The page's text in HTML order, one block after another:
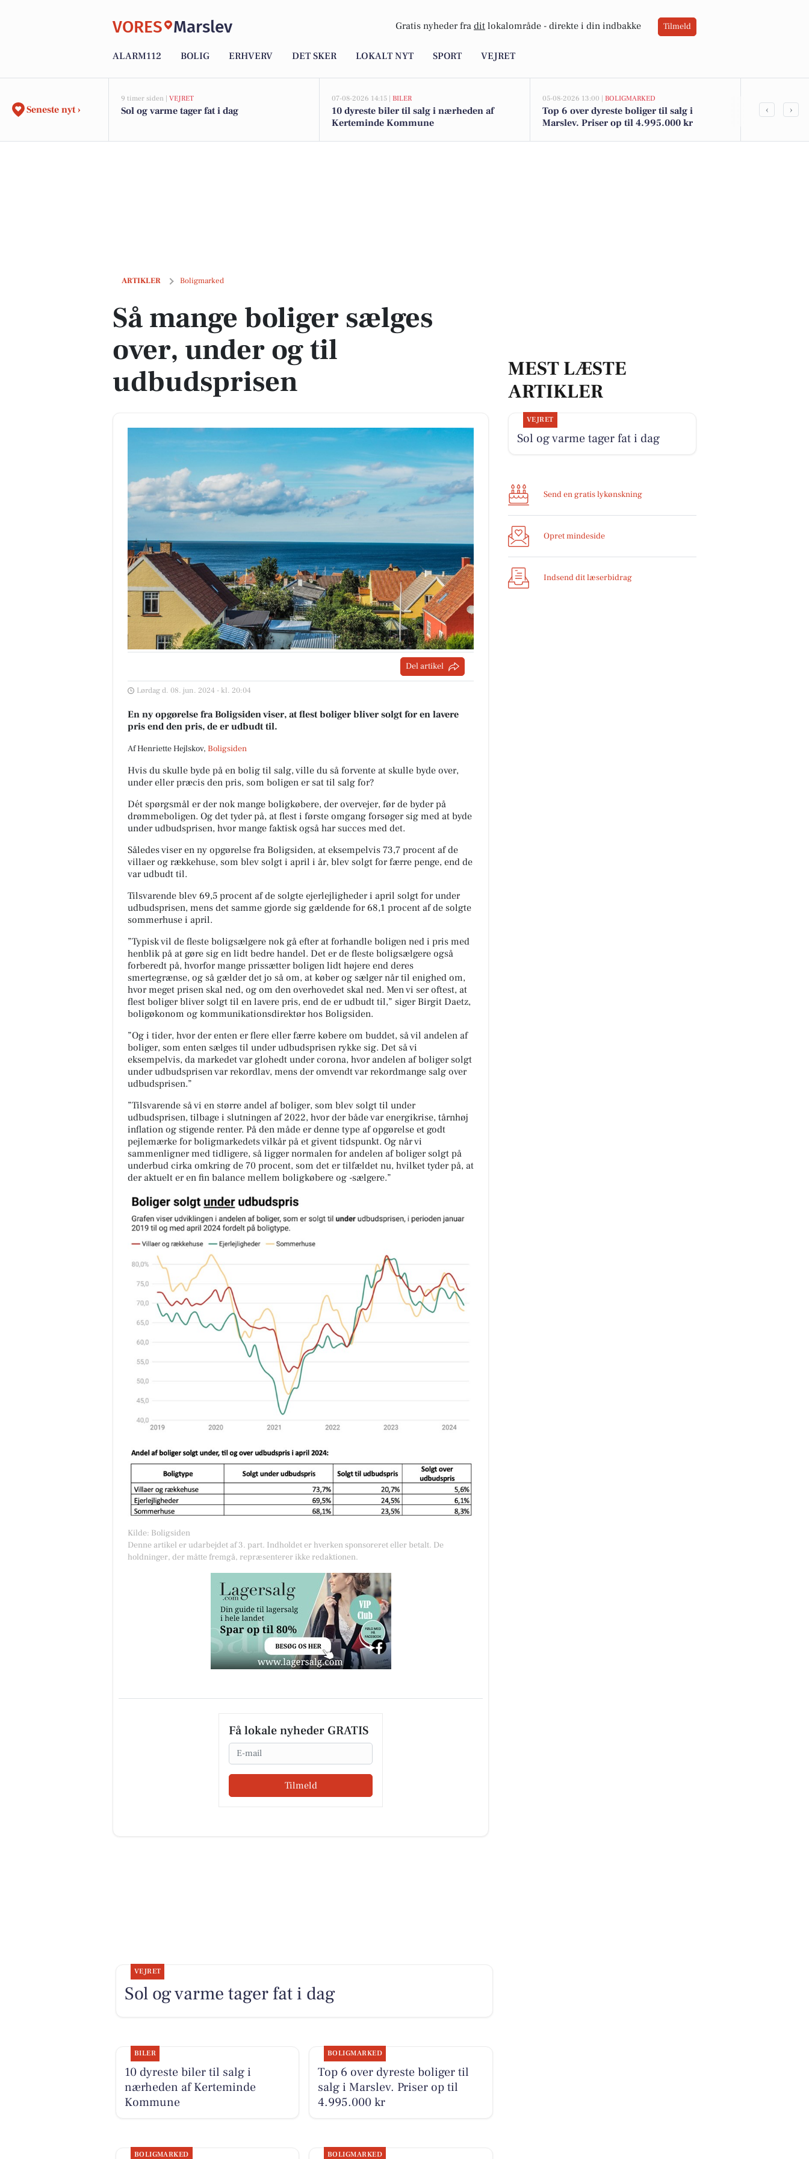
VORES Marslev Gratis nyheder fra dit lokalområde - direkte i din indbakke Tilmeld
ALARM112 BOLIG ERHVERV DET SKER LOKALT NYT SPORT VEJRET
Seneste nyt ›
9 timer siden | VEJRET
Sol og varme tager fat i dag
07-08-2026 14:15 | BILER
10 dyreste biler til salg i nærheden af
Kerteminde Kommune
05-08-2026 13:00 | BOLIGMARKED
Top 6 over dyreste boliger til salg i
Marslev. Priser op til 4.995.000 kr
Odensevej
‹ ›
ARTIKLER Boligmarked
Så mange boliger sælges over, under og til udbudsprisen
Så mange boliger sælges
over, under og til
udbudsprisen
Del artikel
Lørdag d. 08. jun. 2024 - kl. 20:04
En ny opgørelse fra Boligsiden viser, at flest boliger bliver solgt for en lavere
pris end den pris, de er udbudt til.
Af Henriette Hejlskov, Boligsiden
Hvis du skulle byde på en bolig til salg, ville du så forvente at skulle byde over,
under eller præcis den pris, som boligen er sat til salg for?
Dét spørgsmål er der nok mange boligkøbere, der overvejer, før de byder på
drømmeboligen. Og det tyder på, at flest i første omgang forsøger sig med at byde
under udbudsprisen, hvor mange faktisk også har succes med det.
Således viser en ny opgørelse fra Boligsiden, at eksempelvis 73,7 procent af de
villaer og rækkehuse, som blev solgt i april i år, blev solgt for færre penge, end de
var udbudt til.
Tilsvarende blev 69,5 procent af de solgte ejerlejligheder i april solgt for under
udbudsprisen, mens det samme gjorde sig gældende for 68,1 procent af de solgte
sommerhuse i april.
”Typisk vil de fleste boligsælgere nok gå efter at forhandle boligen ned i pris med
henblik på at gøre sig en lidt bedre handel. Det er de fleste boligsælgere også
forberedt på, hvorfor mange prissætter boligen lidt højere end deres
smertegrænse, og så gælder det jo så om, at køber og sælger når til enighed om,
hvor meget prisen skal ned, og om den overhovedet skal ned. Men vi ser oftest, at
flest boliger bliver solgt til en lavere pris, end de er udbudt til,” siger Birgit Daetz,
boligøkonom og kommunikationsdirektør hos Boligsiden.
”Og i tider, hvor der enten er flere eller færre købere om buddet, så vil andelen af
boliger, som enten sælges til under udbudsprisen rykke sig. Det så vi
eksempelvis, da markedet var glohedt under corona, hvor andelen af boliger solgt
under udbudsprisen var rekordlav, mens der omvendt var rekordmange salg over
udbudsprisen.”
”Tilsvarende så vi en større andel af boliger, som blev solgt til under
udbudsprisen, tilbage i slutningen af 2022, hvor der både var energikrise, tårnhøj
inflation og stigende renter. På den måde er denne type af opgørelse et godt
pejlemærke for boligmarkedets vilkår på et givent tidspunkt. Og når vi
sammenligner med tidligere, så ligger normalen for andelen af boliger solgt på
underbud cirka omkring de 70 procent, som det er tilfældet nu, hvilket tyder på, at
der aktuelt er en fin balance mellem boligkøbere og -sælgere.”
Kilde: Boligsiden
Denne artikel er udarbejdet af 3. part. Indholdet er hverken sponsoreret eller betalt. De
holdninger, der måtte fremgå, repræsenterer ikke redaktionen.
Få lokale nyheder GRATIS
Email
Tilmeld
MEST LÆSTE
ARTIKLER
VEJRET
Sol og varme tager fat i dag
Send en gratis lykønskning
Opret mindeside
Indsend dit læserbidrag
VEJRET
Sol og varme tager fat i dag
BILER
10 dyreste biler til salg i
nærheden af Kerteminde
Kommune
BOLIGMARKED
Top 6 over dyreste boliger til
salg i Marslev. Priser op til
4.995.000 kr
BOLIGMARKED BOLIGMARKED